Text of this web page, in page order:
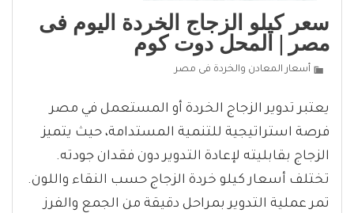
سعر كيلو الزجاج الخردة اليوم فى
مصر | المحل دوت كوم
أسعار المعادن والخردة فى مصر
يعتبر تدوير الزجاج الخردة أو المستعمل في مصر
فرصة استراتيجية للتنمية المستدامة، حيث يتميز
الزجاج بقابليته لإعادة التدوير دون فقدان جودته.
تختلف أسعار كيلو خردة الزجاج حسب النقاء واللون.
تمر عملية التدوير بمراحل دقيقة من الجمع والفرز